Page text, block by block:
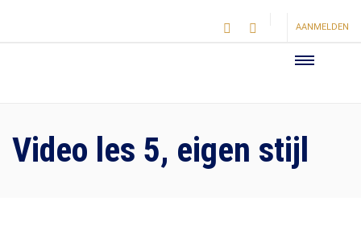
AANMELDEN
Video les 5, eigen stijl